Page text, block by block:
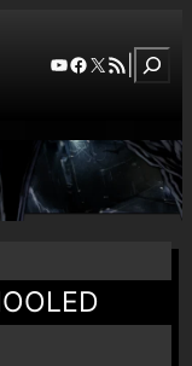
YouTube
Facebook
X RSS Feed